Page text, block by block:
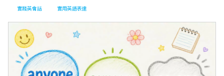
實踐英會話 實用英語表達